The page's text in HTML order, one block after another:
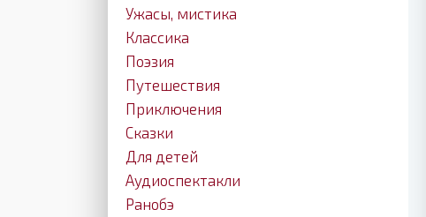
Ужасы, мистика
Классика
Поэзия
Путешествия
Приключения
Сказки
Для детей
Аудиоспектакли
Ранобэ